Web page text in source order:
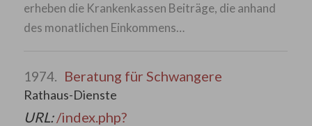
erheben die Krankenkassen Beiträge, die anhand
des monatlichen Einkommens…
1974. Beratung für Schwangere
Rathaus-Dienste
URL:/index.php?